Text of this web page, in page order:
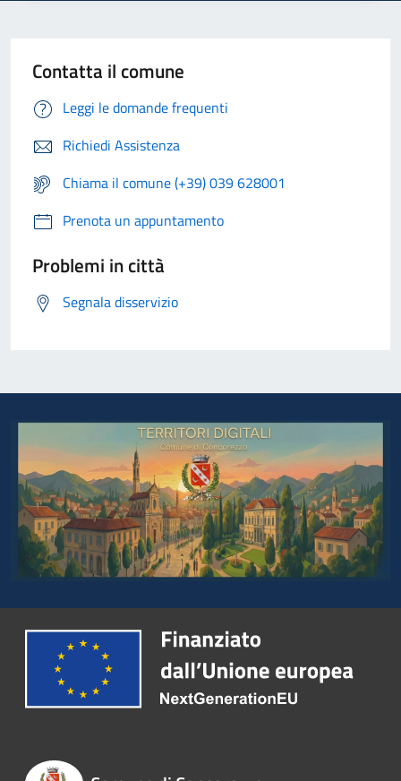
Contatta il comune
Leggi le domande frequenti
Richiedi Assistenza
Chiama il comune (+39) 039 628001
Prenota un appuntamento
Problemi in città
Segnala disservizio